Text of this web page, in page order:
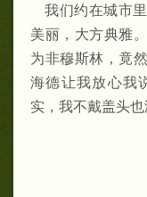
我们约在城市
美丽，大方典雅
为非穆斯林，竟
海德让我放心我
实，我不戴盖头也